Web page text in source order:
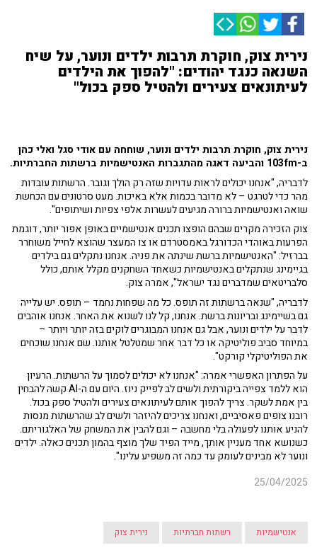
נירית צוק, חוקרת תרבות ילדים ונוער, על שיח
השנאה כנגד יהודים: "להפוך את הילדים
לעיתונאים צעירים ולהטיל ספק בכול"
נירית צוק, חוקרת תרבות ילדים ונוער, שוחחה עם אודי סגל ואלי כהן
ב-103fm והביעה דאגה מהתגברות האנטישמיות ברשתות החברתיות.
לדבריה, "אנחנו יכולים לראות עדויות שזה רק הולך וגובר. הרשתות עובדות
מהר כדי לטרגט – לא מדובר בכמות אלא באיכות. מעט סרטונים עם הכחשת
שואה ואנטישמיות ברורה מגיעים לעשרות אלפי צפיות ושיתופים".
צוק הזכירה מקרים שבהם הופצו תכנים אנטישמיים באופן אפור יותר, דוגמת
הפרעות באוהדי הכדורגל באמסטרדם או צו המעצר שהוצא לחייל משוחרר
בברזיל: "האנטישמיות ברשת שינתה את פניה. אנחנו נתקלים גם בילדים
בגיימינג שנתקלים באנטישמיות כשאחד השחקנים מקלל אותם, כולל
סלבריטאים שמדברים נגד ישראל", אמרה צוק.
לדבריה, "שנאה ברשתות זה תופס. כל מה שפחות נחמד – תופס. יש עלייה
גם בשיימינג ובריונות ברשת. אנחנו, קל לנו לשנוא את האחר. אנחנו אוהבים
לדבר על ילדים ונוער, אבל גם אנחנו המבוגרים לוקים בזה יותר ויותר –
במיוחד סביב פוליטיקה או כל דבר אחר שמטלטל אותנו. שם אנחנו שוכחים
את הפוליטיקלי קורקט".
על הפתרון האפשרי אמרה: "אנחנו לא יכולים לסמוך על הרשתות. הרעיון
הוא ללמד צפייה ביקורתית ולשים לב לפייק ניוז. היום עם ה-AI קשה להבחין
בין אמת לשקר. צריך להפוך אותם לעיתונאים צעירים ולהטיל ספק בכול.
רובנו צופים פאסיביים, ואנחנו צריכים להיזהר ולשים לב שהרשתות מנסות
להניע אותנו לפעולה בלי מחשבה – וגם להבין את המשחק של האלגוריתם.
כשנושא אחד מעניין אותך, מייד הפיד שלך מוצף בהמון תכנים כאלה. ילדים
ונוער לא מבינים לעומק עד כמה זה משפיע עלינו".
25/04/2025
אנטישמיות רשתות חברתיות נירית צוק